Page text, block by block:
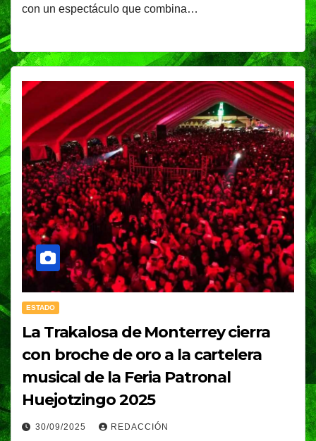
con un espectáculo que combina…
ESTADO
La Trakalosa de Monterrey cierra
con broche de oro a la cartelera
musical de la Feria Patronal
Huejotzingo 2025
30/09/2025 REDACCIÓN